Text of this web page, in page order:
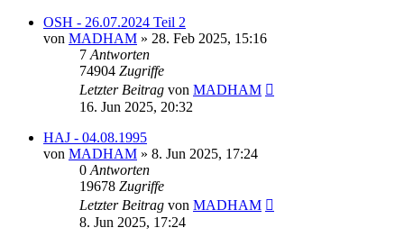
OSH - 26.07.2024 Teil 2
von MADHAM » 28. Feb 2025, 15:16
7 Antworten
74904 Zugriffe
Letzter Beitrag von MADHAM
16. Jun 2025, 20:32
HAJ - 04.08.1995
von MADHAM » 8. Jun 2025, 17:24
0 Antworten
19678 Zugriffe
Letzter Beitrag von MADHAM
8. Jun 2025, 17:24